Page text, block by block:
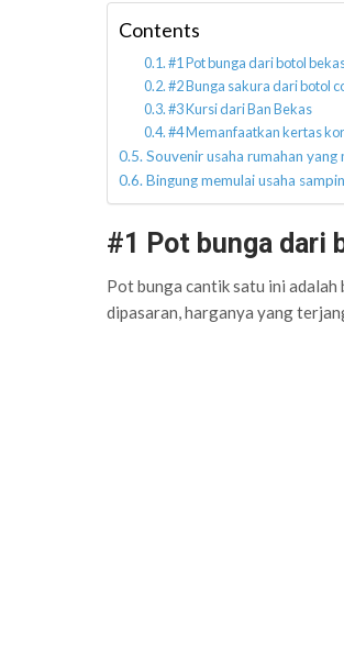
Contents
#1 Pot bunga dari botol
#2 Bunga sakura dari botol
#3 Kursi dari Ban Bekas
#4 Memanfaatkan kertas
Souvenir usaha rumahan yang
Bingung memulai usaha
#1 Pot bunga dari
Pot bunga cantik satu ini
dipasaran, harganya yang